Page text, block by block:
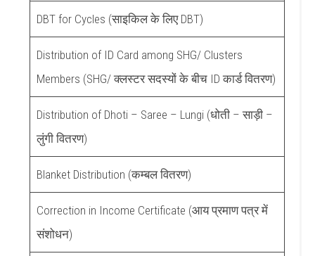
DBT for Cycles (साइकिल के लिए DBT)
Distribution of ID Card among SHG/ Clusters
Members (SHG/ क्लस्टर सदस्यों के बीच ID कार्ड वितरण)
Distribution of Dhoti – Saree – Lungi (धोती – साड़ी –
लुंगी वितरण)
Blanket Distribution (कम्बल वितरण)
Correction in Income Certificate (आय प्रमाण पत्र में
संशोधन)